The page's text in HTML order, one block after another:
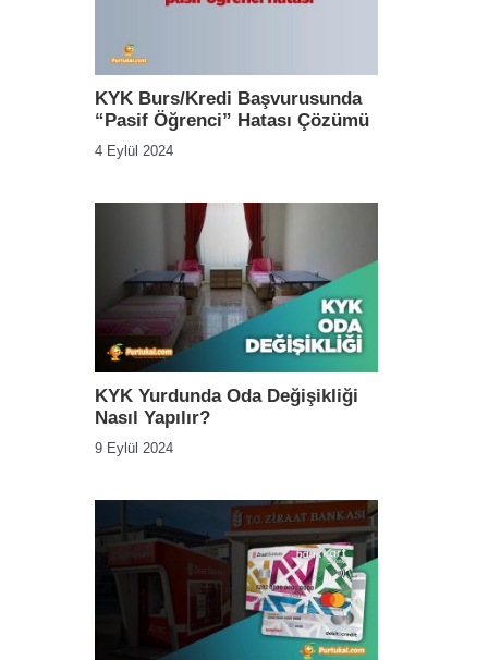
KYK Burs/Kredi Başvurusunda
“Pasif Öğrenci” Hatası Çözümü
4 Eylül 2024
KYK Yurdunda Oda Değişikliği
Nasıl Yapılır?
9 Eylül 2024